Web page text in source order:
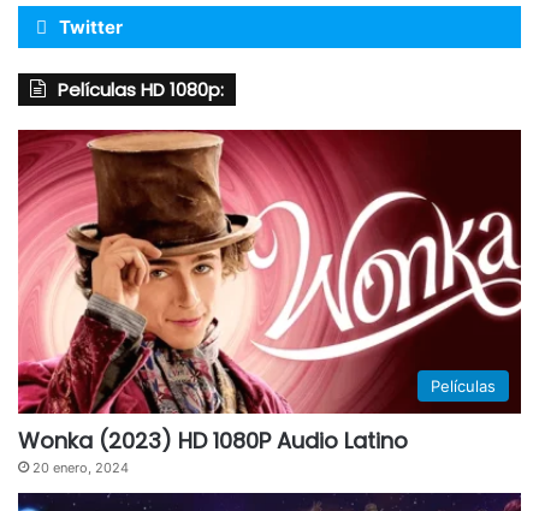
Twitter
Películas HD 1080p:
Películas
Wonka (2023) HD 1080P Audio Latino
20 enero, 2024